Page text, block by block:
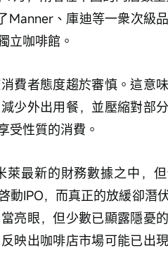
Manner、庫迪等一衆次級
立咖啡館。
費者態度趨於審慎。這意
少外出用餐，並壓縮對部
受性質的消費。
最新的財務數據之中，
動IPO，而真正的放緩卻潛
亮眼，但少數已顯露隱憂
映出咖啡店市場可能已出